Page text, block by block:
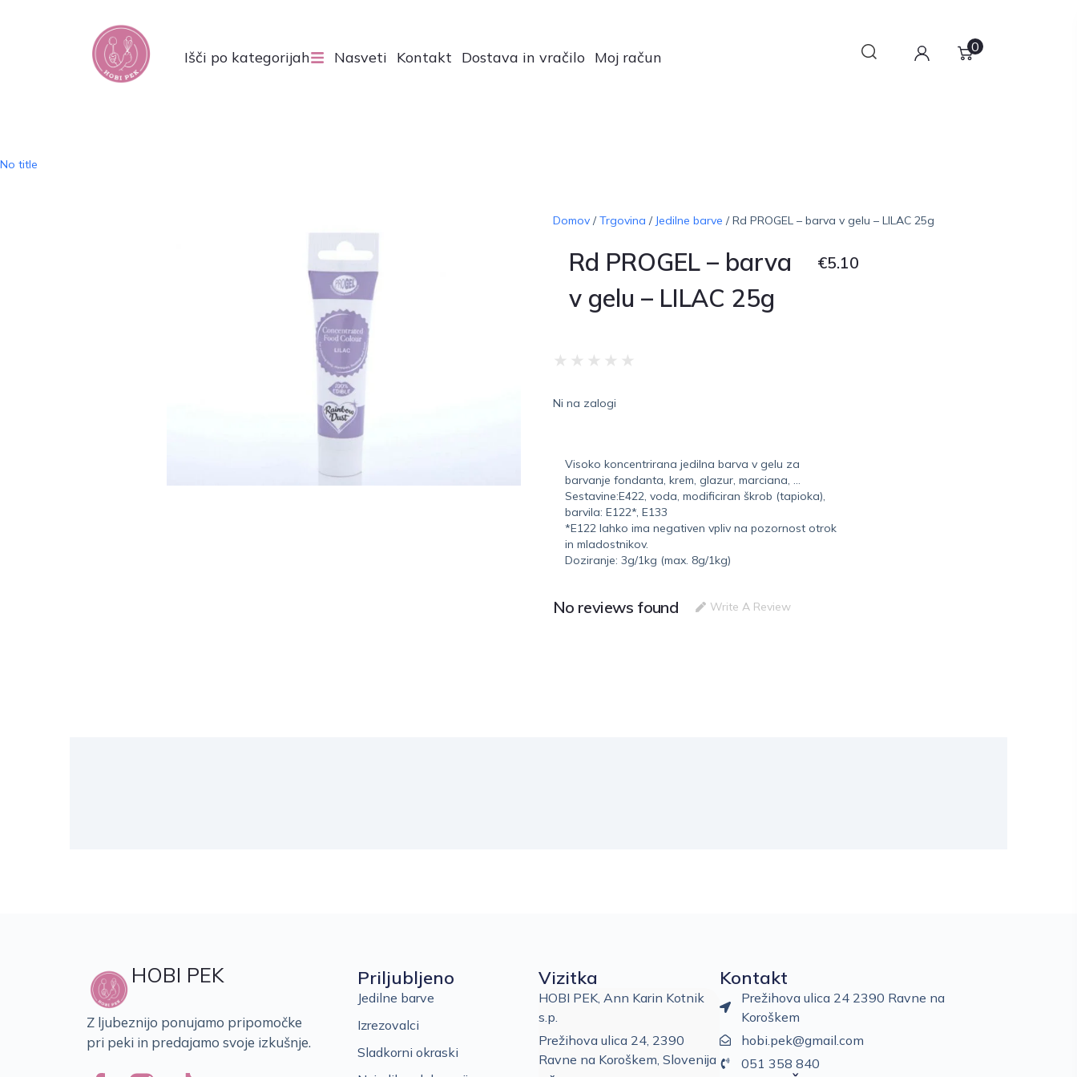
Išči po kategorijah Nasveti Kontakt Dostava in vračilo Moj račun
0
No title
Domov/Trgovina / Jedilne barve / Rd PROGEL – barva v gelu – LILAC 25g
Rd PROGEL – barva
v gelu – LILAC 25g
€5.10
★ ★ ★ ★ ★
Ni na zalogi
Visoko koncentrirana jedilna barva v gelu za
barvanje fondanta, krem, glazur, marciana, …
Sestavine:E422, voda, modificiran škrob (tapioka),
barvila: E122*, E133
*E122 lahko ima negativen vpliv na pozornost otrok
in mladostnikov.
Doziranje: 3g/1kg (max. 8g/1kg)
No reviews found Write A Review
HOBI PEK
Z ljubeznijo ponujamo pripomočke
pri peki in predajamo svoje izkušnje.
Priljubljeno
Jedilne barve
Izrezovalci
Sladkorni okraski
Vizitka
HOBI PEK, Ann Karin Kotnik
s.p.
Prežihova ulica 24, 2390
Ravne na Koroškem, Slovenija
Kontakt
Prežihova ulica 24 2390 Ravne na
Koroškem
hobi.pek@gmail.com
051 358 840